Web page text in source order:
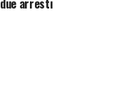
due arresti